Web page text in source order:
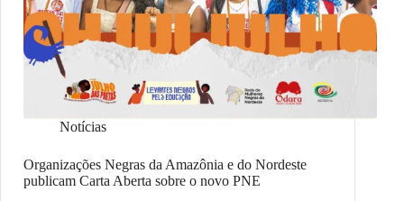
Notícias
Organizações Negras da Amazônia e do Nordeste
publicam Carta Aberta sobre o novo PNE